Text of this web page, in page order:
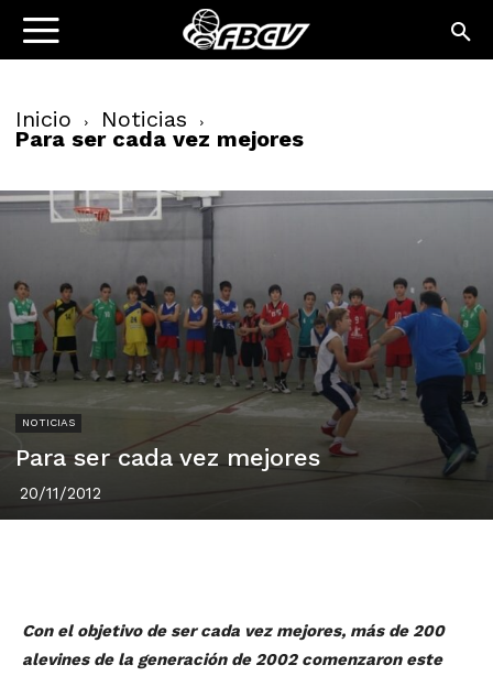
Inicio Noticias
Para ser cada vez mejores
NOTICIAS
Para ser cada vez mejores
20/11/2012
Con el objetivo de ser cada vez mejores, más de 200
alevines de la generación de 2002 comenzaron este